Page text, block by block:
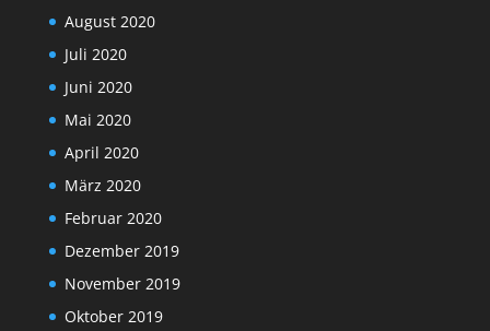
August 2020
Juli 2020
Juni 2020
Mai 2020
April 2020
März 2020
Februar 2020
Dezember 2019
November 2019
Oktober 2019